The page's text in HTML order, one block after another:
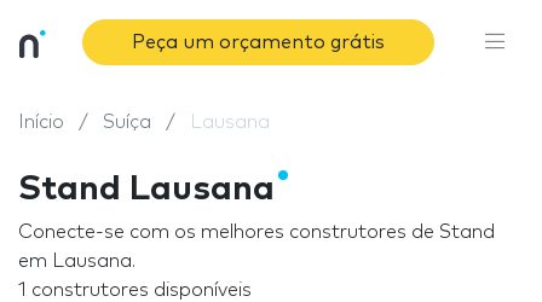
Peça um orçamento grátis
Início Suíça Lausana
Stand Lausana
Conecte-se com os melhores construtores de Stand
em Lausana.
1 construtores disponíveis